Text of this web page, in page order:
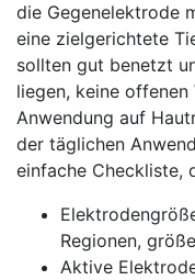
die Gegenelektrode
eine ​zielgerichtete
sollten⁤ gut benetzt
liegen, ⁤keine‌
Anwendung auf
der täglichen
⁢einfache Checkliste,
Regionen,
Aktive